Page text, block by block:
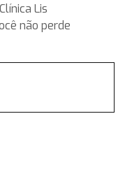
Lis
não perde